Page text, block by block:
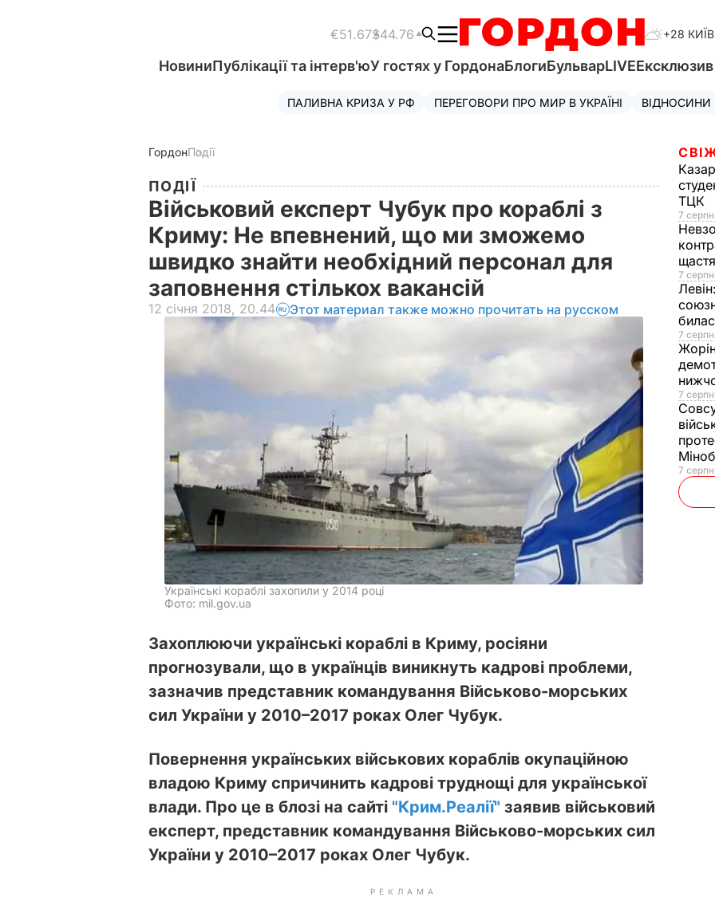
€51.67$44.76 +28 КИЇВ
НовиниПублікації та інтерв'юУ гостях у ГордонаБлогиБульварLIVEЕксклюзив
ПАЛИВНА КРИЗА У РФ ПЕРЕГОВОРИ ПРО МИР В УКРАЇНІ
ГордонПодії
ПОДІЇ
Військовий експерт Чубук про кораблі з
Криму: Не впевнений, що ми зможемо
швидко знайти необхідний персонал для
заповнення стількох вакансій
12 січня 2018, 20.44 Этот материал также можно прочитать на русском
Українські кораблі захопили у 2014 році
Фото: mil.gov.ua
Захоплюючи українські кораблі в Криму, росіяни
прогнозували, що в українців виникнуть кадрові проблеми,
зазначив представник командування Військово-морських
сил України у 2010–2017 роках Олег Чубук.
Повернення українських військових кораблів окупаційною
владою Криму спричинить кадрові труднощі для української
влади. Про це в блозі на сайті "Крим.Реалії" заявив військовий
експерт, представник командування Військово-морських сил
України у 2010–2017 роках Олег Чубук.
РЕКЛАМА
ТЦК
7
щастя
7
Левін:
7
7
7